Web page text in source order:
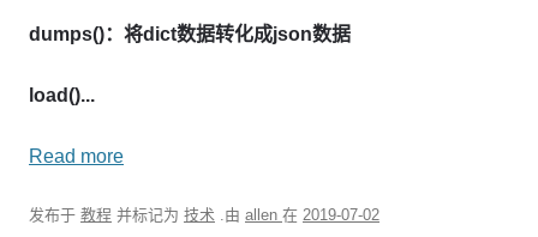
dumps()：将dict数据转化成json数据
load()...
Read more
发布于 教程 并标记为 技术 .由 allen 在 2019-07-02